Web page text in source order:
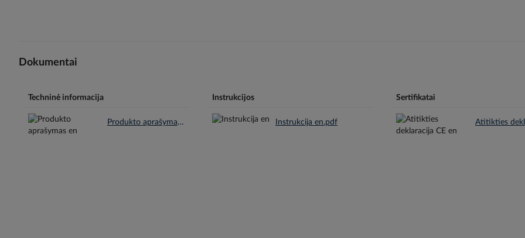
Dokumentai
Techninė informacija
Produkto aprašymas en.pdf
Instrukcijos
Instrukcija en.pdf
Sertifikatai